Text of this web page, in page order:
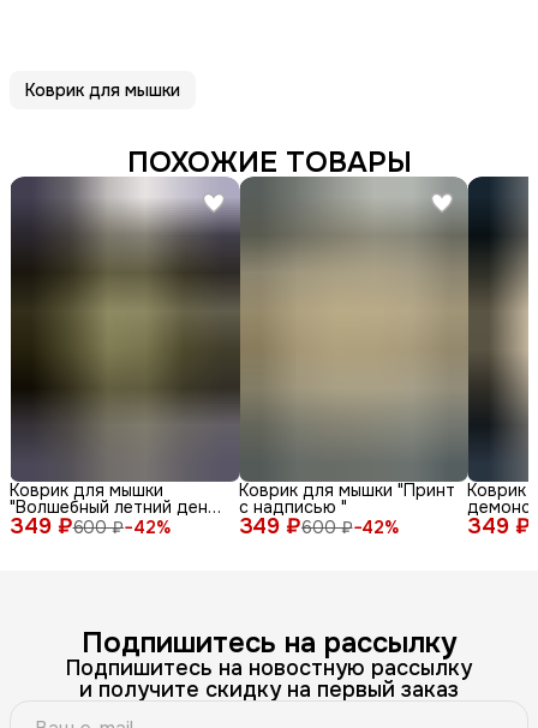
Коврик для мышки
ПОХОЖИЕ ТОВАРЫ
349 ₽600 ₽−42%
Коврик для мышки
"Волшебный летний день
с енотом среди ромашек
и бабочек"
349 ₽600 ₽−42%
Коврик для мышки "Принт
с надписью "
349 ₽
Коврик
лица и
Подпишитесь на рассылку
Подпишитесь на новостную рассылку
и получите скидку на первый заказ